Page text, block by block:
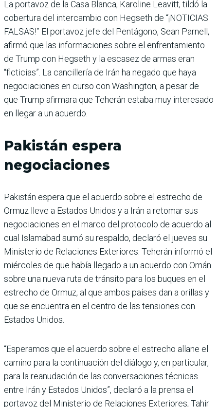
La portavoz de la Casa Blanca, Karoline Leavitt, tildó la
cobertura del intercambio con Hegseth de “¡NOTICIAS
FALSAS!” El portavoz jefe del Pentágono, Sean Parnell,
afirmó que las informaciones sobre el enfrentamiento
de Trump con Hegseth y la escasez de armas eran
“ficticias”. La cancillería de Irán ha negado que haya
negociaciones en curso con Washington, a pesar de
que Trump afirmara que Teherán estaba muy interesado
en llegar a un acuerdo.
Pakistán espera
negociaciones
Pakistán espera que el acuerdo sobre el estrecho de
Ormuz lleve a Estados Unidos y a Irán a retomar sus
negociaciones en el marco del protocolo de acuerdo al
cual Islamabad sumó su respaldo, declaró el jueves su
Ministerio de Relaciones Exteriores. Teherán informó el
miércoles de que había llegado a un acuerdo con Omán
sobre una nueva ruta de tránsito para los buques en el
estrecho de Ormuz, al que ambos países dan a orillas y
que se encuentra en el centro de las tensiones con
Estados Unidos.
“Esperamos que el acuerdo sobre el estrecho allane el
camino para la continuación del diálogo y, en particular,
para la reanudación de las conversaciones técnicas
entre Irán y Estados Unidos”, declaró a la prensa el
portavoz del Ministerio de Relaciones Exteriores, Tahir